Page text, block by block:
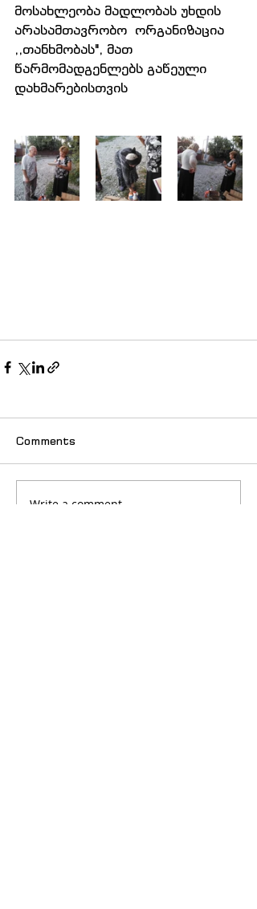
მოსახლეობა მადლობას უხდის
არასამთავრობო  ორგანიზაცია
,,თანხმობას", მათ
წარმომადგენლებს გაწეული
დახმარებისთვის
Comments
Write a comment...